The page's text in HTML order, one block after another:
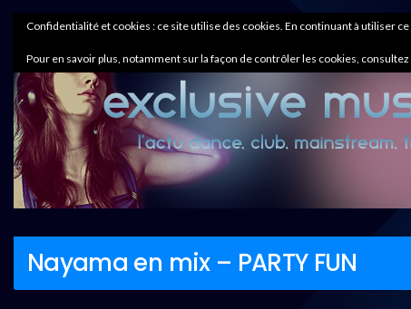
Nayama en mix – PARTY FUN
Confidentialité et cookies : ce site utilise des cookies. En continuant à utiliser
Pour en savoir plus, notamment sur la façon de contrôler les cookies, consultez